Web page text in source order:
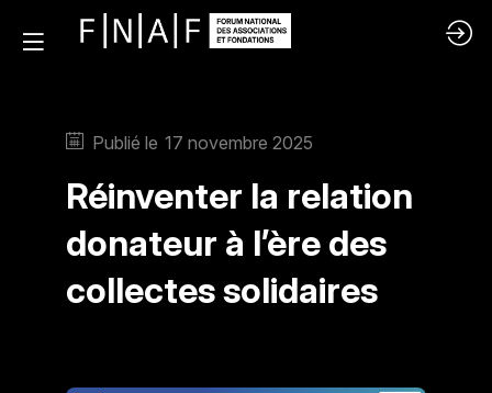
Publié le 17 novembre 2025
Réinventer la relation
donateur à l’ère des
collectes solidaires